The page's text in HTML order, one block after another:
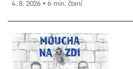
4. 8. 2026 ▪ 6 min. čtení